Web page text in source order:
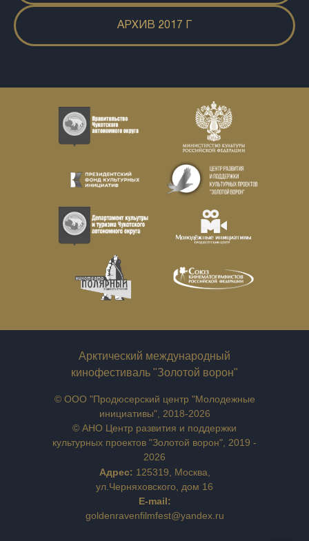
АРХИВ 2017 Г
Арктический международный
кинофестиваль "Золотой ворон"
Адрес: 125319, Москва,
ул.Черняховского, дом 16
E-mail:
goldenravenfilmfest@yandex.ru
© ООО "Продюсерский центр "Молодежные
инициативы", 2018-2026
© АНО Центр развития и поддержки
культурных проектов "Золотой ворон", 2019 -
2026